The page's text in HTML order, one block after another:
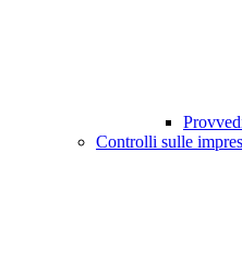
Controlli sulle